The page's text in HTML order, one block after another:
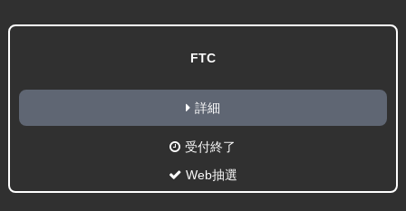
FTC
詳細
受付終了
Web抽選